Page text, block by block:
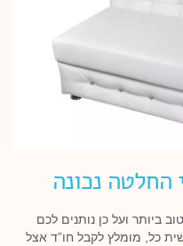
החלטה נכונה
ביותר ועל כן נותנים לכם
כל, מומלץ לקבל חו”ד אצל